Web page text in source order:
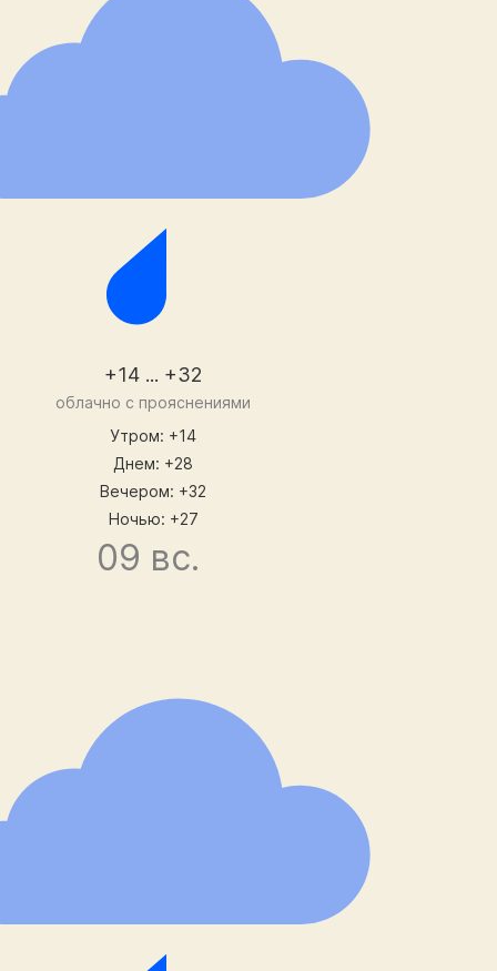
+14 ... +32
облачно с прояснениями
Утром: +14
Днем: +28
Вечером: +32
Ночью: +27
09 вс.